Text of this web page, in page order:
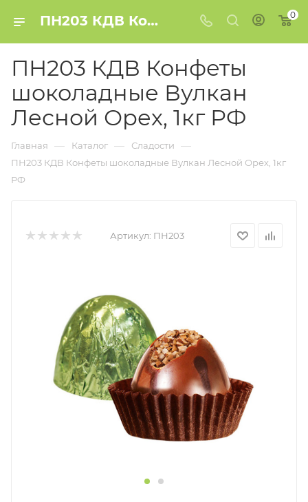
ПН203 КДВ Конфеты шоколадные Вулкан Лесной Орех, 1кг РФ купить в Минске 0
ПН203 КДВ Конфеты
шоколадные Вулкан
Лесной Орех, 1кг РФ
Главная — Каталог — Сладости —
ПН203 КДВ Конфеты шоколадные Вулкан Лесной Орех, 1кг
РФ
Артикул: ПН203